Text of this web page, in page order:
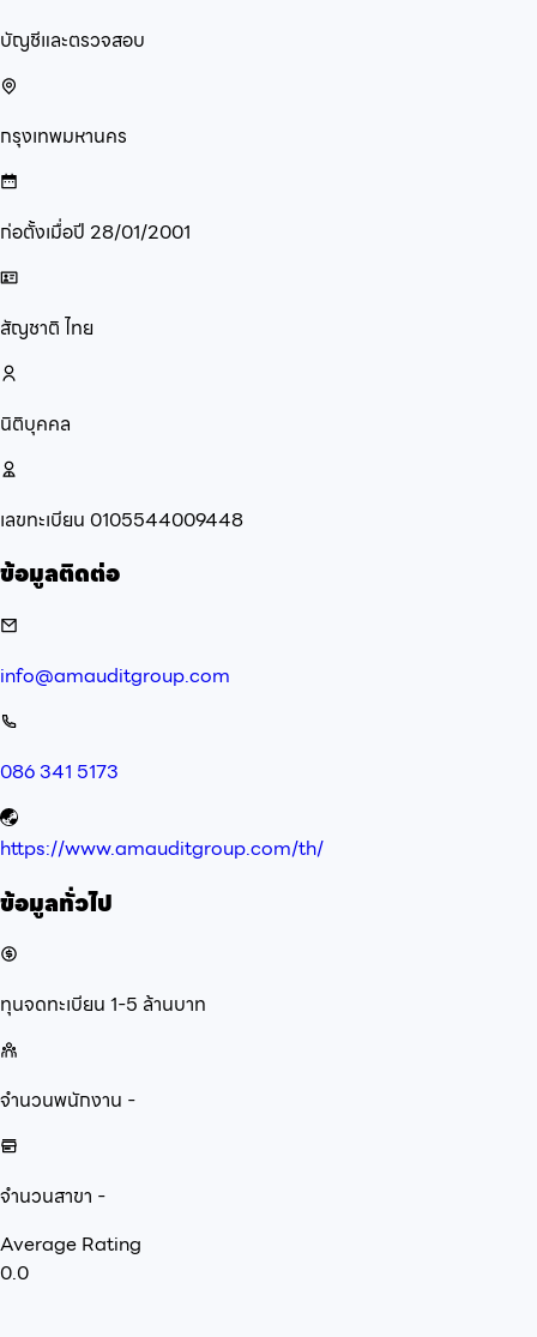
บัญชีและตรวจสอบ
กรุงเทพมหานคร
ก่อตั้งเมื่อปี 28/01/2001
สัญชาติ ไทย
นิติบุคคล
เลขทะเบียน 0105544009448
ข้อมูลติดต่อ
info@amauditgroup.com
086 341 5173
https://www.amauditgroup.com/th/
ข้อมูลทั่วไป
ทุนจดทะเบียน 1-5 ล้านบาท
จำนวนพนักงาน -
จำนวนสาขา -
Average Rating
0.0